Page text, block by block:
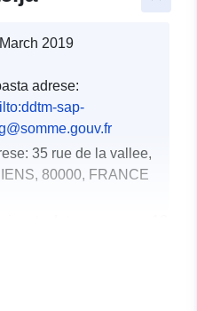
2019
adrese:
sap-
35 rue de la vallee,
80000, FRANCE